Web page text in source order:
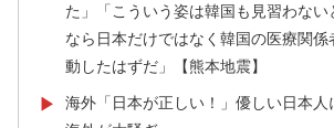
た」「こういう姿は韓国も見習わな
なら日本だけではなく韓国の医療関
動したはずだ」【熊本地震】
▶
海外「日本が正しい！」優しい日本人